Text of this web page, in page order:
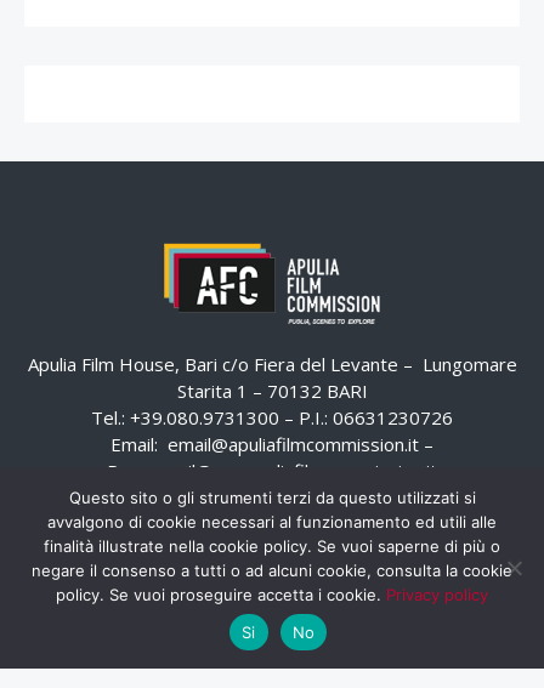
Apulia Film House, Bari c/o Fiera del Levante – Lungomare
Starita 1 – 70132 BARI
Tel.: +39.080.9731300 – P.I.: 06631230726
Email: email@apuliafilmcommission.it –
Pec:
email@pec.apuliafilmcommission.it
Questo sito o gli strumenti terzi da questo utilizzati si
avvalgono di cookie necessari al funzionamento ed utili alle
finalità illustrate nella cookie policy. Se vuoi saperne di più o
negare il consenso a tutti o ad alcuni cookie, consulta la cookie
policy. Se vuoi proseguire accetta i cookie. Privacy policy
Si
No